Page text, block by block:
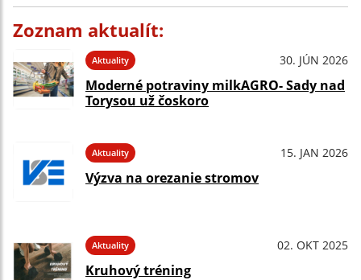
Zoznam aktualít:
Aktuality 30. JÚN 2026
Moderné potraviny milkAGRO- Sady nad
Torysou už čoskoro
Aktuality 15. JAN 2026
Výzva na orezanie stromov
Aktuality 02. OKT 2025
Kruhový tréning